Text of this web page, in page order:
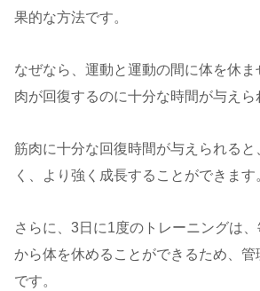
果的な方法です。
なぜなら、運動と運動の間に体を休
肉が回復するのに十分な時間が与えら
筋肉に十分な回復時間が与えられると
く、より強く成長することができます
さらに、3日に1度のトレーニングは
から体を休めることができるため、
です。